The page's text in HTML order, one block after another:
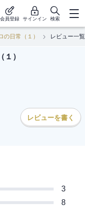
会員登録 サインイン 検索
の日常（１） レビュー一覧
）
レビューを書く
3
8